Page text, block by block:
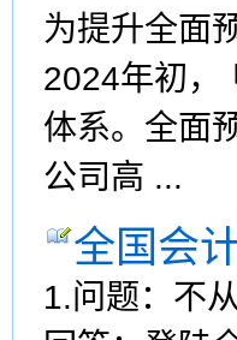
为提升全面
2024年初，
体系。全面
公司高 ...
全国会
1.问题：不